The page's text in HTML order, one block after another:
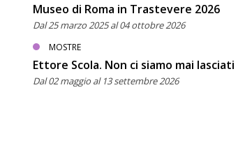
Museo di Roma in Trastevere 2026
Dal 25 marzo 2025 al 04 ottobre 2026
MOSTRE
Ettore Scola. Non ci siamo mai lasciati
Dal 02 maggio al 13 settembre 2026